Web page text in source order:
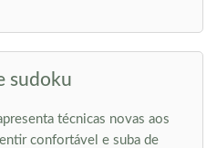
sudoku
técnicas novas aos
confortável e suba de